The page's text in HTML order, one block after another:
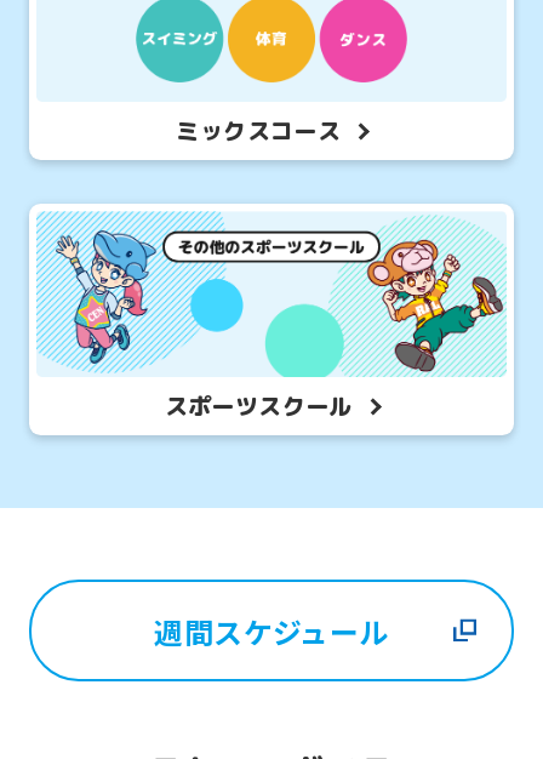
ミックスコース
スポーツスクール
週間スケジュール